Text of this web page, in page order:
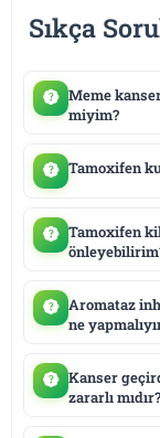
Sıkça
Meme
miyim?
Tamoxifen
Tamoxifen
Aromataz
ne
Kanser
zararlı mıdır?